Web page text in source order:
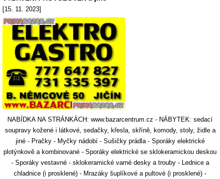
[15. 11. 2023]
NABÍDKA NA STRÁNKÁCH: www.bazarcentrum.cz - NÁBYTEK: sedací
soupravy kožené i látkové, sedačky, křesla, skříně, komody, stoly, židle a
jiné - Pračky - Myčky nádobí - Sušičky prádla - Sporáky elektrické
plotýnkově a kombinované - Sporáky elektrické se sklokeramickou deskou
- Sporáky vestavné - sklokeramické varné desky a trouby - Lednice a
chladnice (i prosklené) - Mrazáky šuplíkové a pultové (i prosklené) -